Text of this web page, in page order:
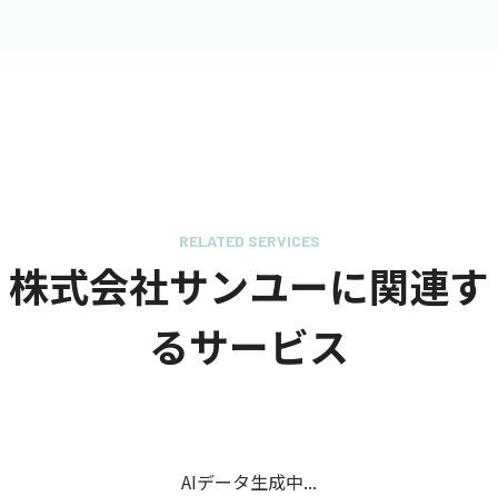
RELATED SERVICES
株式会社サンユーに関連す
るサービス
AIデータ生成中...